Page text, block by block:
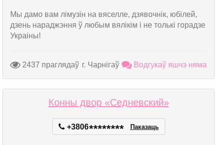
Мы дамо вам лімузін на вяселле, дзявочнік, юбілей,
дзень нараджэння ў любым вялікім і не толькі горадзе
Украіны!
2437 праглядаў г. Чарнігаў Водгукаў яшчэ няма
Конны двор «Седневский»
+3806******** Паказаць